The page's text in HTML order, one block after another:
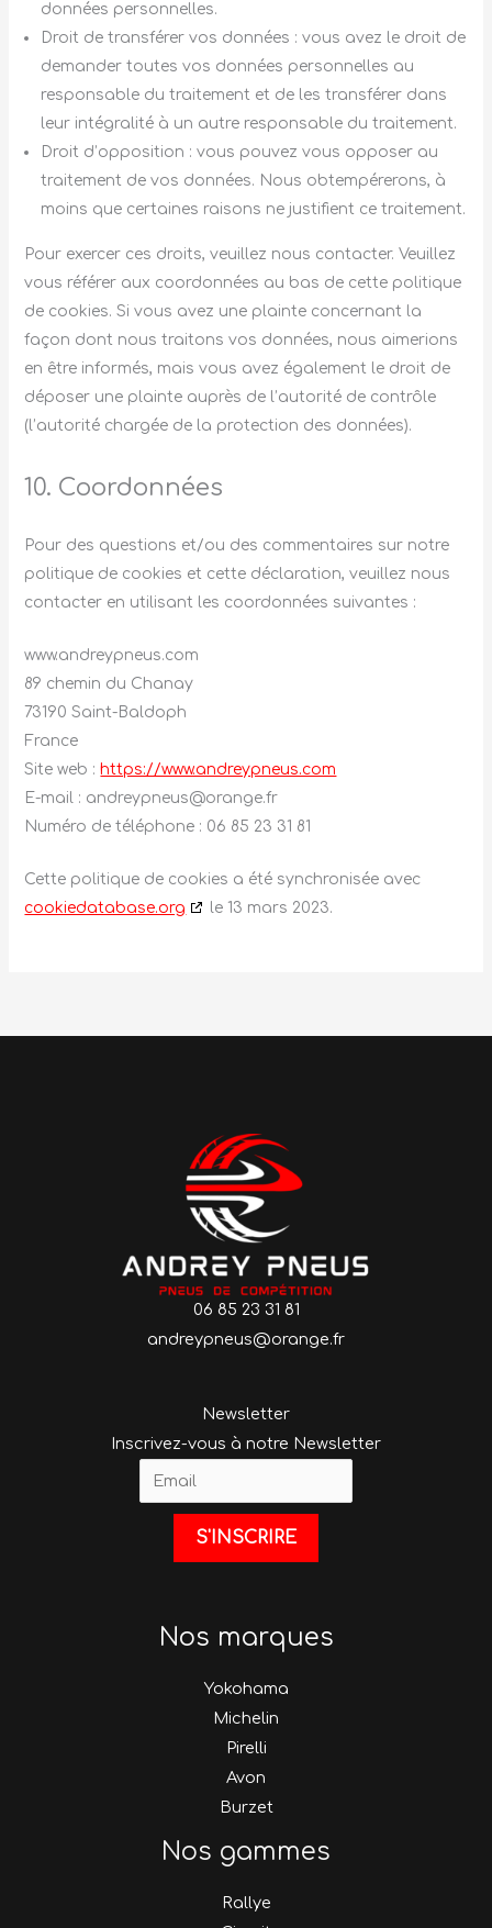
données personnelles.
Droit de transférer vos données : vous avez le droit de
demander toutes vos données personnelles au
responsable du traitement et de les transférer dans
leur intégralité à un autre responsable du traitement.
Droit d’opposition : vous pouvez vous opposer au
traitement de vos données. Nous obtempérerons, à
moins que certaines raisons ne justifient ce traitement.
Pour exercer ces droits, veuillez nous contacter. Veuillez
vous référer aux coordonnées au bas de cette politique
de cookies. Si vous avez une plainte concernant la
façon dont nous traitons vos données, nous aimerions
en être informés, mais vous avez également le droit de
déposer une plainte auprès de l’autorité de contrôle
(l’autorité chargée de la protection des données).
10. Coordonnées
Pour des questions et/ou des commentaires sur notre
politique de cookies et cette déclaration, veuillez nous
contacter en utilisant les coordonnées suivantes :
www.andreypneus.com
89 chemin du Chanay
73190 Saint-Baldoph
France
Site web :https://www.andreypneus.com
E-mail : andreypneus@orange.fr
Numéro de téléphone : 06 85 23 31 81
Cette politique de cookies a été synchronisée avec
cookiedatabase.org
le 13 mars 2023.
06 85 23 31 81
andreypneus@orange.fr
Newsletter
Inscrivez-vous à notre Newsletter
Nos marques
Yokohama
Michelin
Pirelli
Avon
Burzet
Nos gammes
Rallye